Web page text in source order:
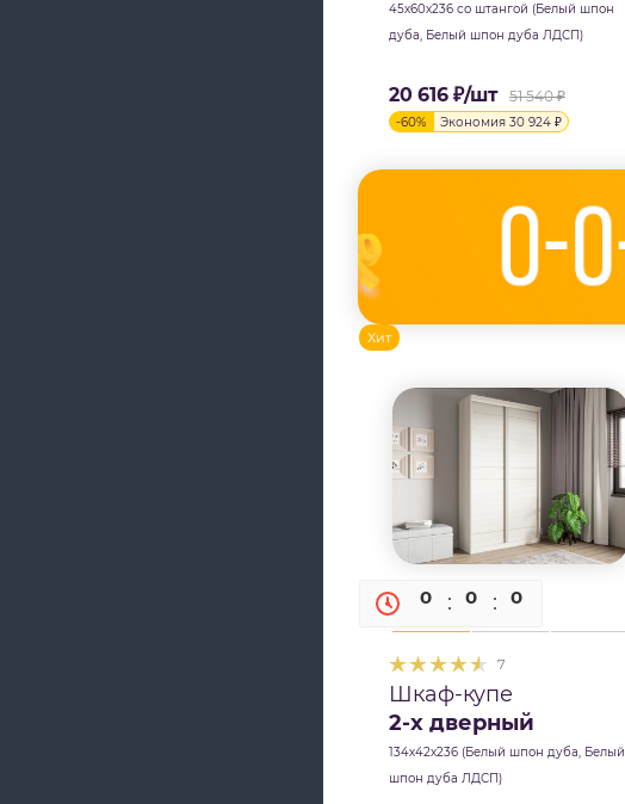
45х60х236 со штангой (Белый шпон
дуба, Белый шпон дуба ЛДСП)
20 616 ₽/шт 51 540₽
-60% Экономия 30 924 ₽
Хит
0 0 0
7
Шкаф-купе
2-х дверный
134х42х236 (Белый шпон дуба, Белый
шпон дуба ЛДСП)